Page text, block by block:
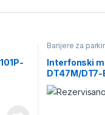
Barijere za
Interfonski
DT47M/DT7-